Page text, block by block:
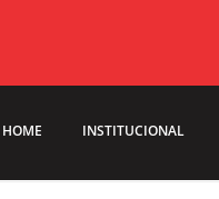
HOME INSTITUCIONAL